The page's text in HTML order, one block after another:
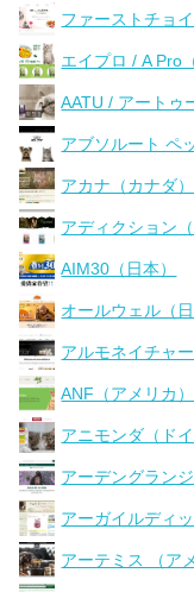
ファーストチョ
エイプロ / A Pro
AATU / アートゥ
アブソルート ペ
アカナ（カナダ）
アディクション
AIM30（日本）
オールウェル（日
アルモネイチャ
ANF（アメリカ）
アニモンダ（ドイ
アーデングラン
アーガイルディ
アーテミス （ア